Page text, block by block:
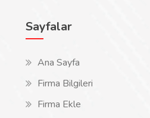
Sayfalar
Ana Sayfa
Firma Bilgileri
Firma Ekle